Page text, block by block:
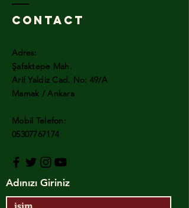
Contact
Adres:
Şafaktepe Mah.
Arif Yaldiz Cad. No: 49/A
Mamak / Ankara
Mobil Telefon:
05307767174
Adınızı Giriniz